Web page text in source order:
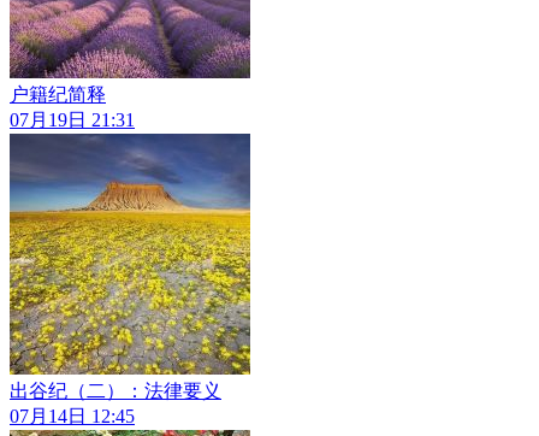
户籍纪简释
07月19日 21:31
出谷纪（二）：法律要义
07月14日 12:45